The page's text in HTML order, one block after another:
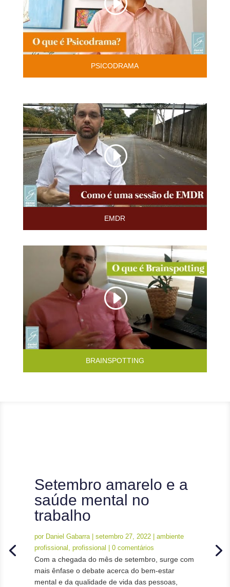
PSICODRAMA
EMDR
BRAINSPOTTING
Setembro amarelo e a
saúde mental no
trabalho
por Daniel Gabarra| setembro 27, 2022| ambiente
profissional , profissional | 0 comentários
Com a chegada do mês de setembro, surge com
mais ênfase o debate acerca do bem-estar
mental e da qualidade de vida das pessoas,